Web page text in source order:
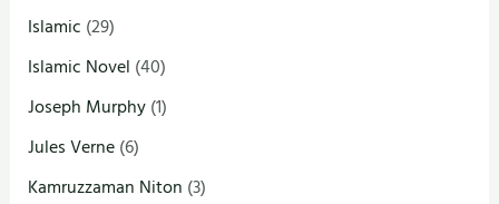
Islamic (29)
Islamic Novel (40)
Joseph Murphy(1)
Jules Verne(6)
Kamruzzaman Niton (3)